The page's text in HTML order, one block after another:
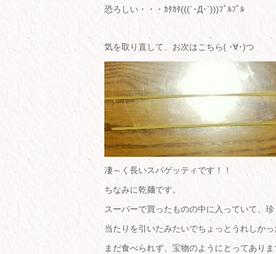
恐ろしい・・・ｶﾀｶﾀ(((´･Д･`)))ﾌﾟﾙﾌﾟﾙ
気を取り直して、お次はこちら( ･∀･)つ
凄～く長いスパゲッティです！！
ちなみに乾麺です。
スーパーで買ったものの中に入っていて、珍
当たりを引いたみたいでちょっとうれしか
まだ食べられず、宝物のようにとってあり